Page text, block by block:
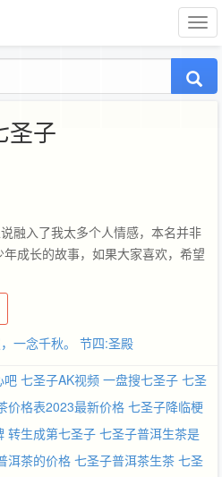
圣子
融入了我太多个人情感，本名并非
成长的故事，如果大家喜欢，希望
一念千秋。 节四:圣殿
吧 七圣子AK视频 一盘搜七圣子 七圣
价格表2023最新价格 七圣子降临梗
转生成第七圣子 七圣子普洱生茶是
洱茶的价格 七圣子普洱茶生茶 七圣